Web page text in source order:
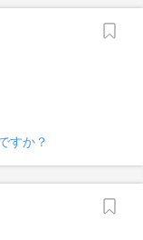
すか？